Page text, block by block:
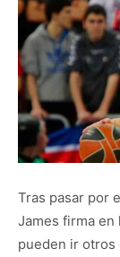
Tras pasar por
James firma en
pueden ir otros